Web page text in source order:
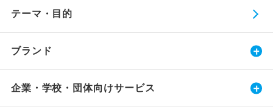
テーマ・目的
ブランド
企業・学校・団体向けサービス